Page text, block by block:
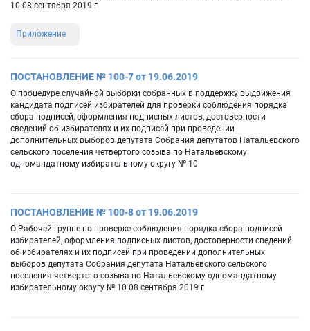
10 08 сентября 2019 г
Приложение
ПОСТАНОВЛЕНИЕ № 100-7 от 19.06.2019
О процедуре случайной выборки собранных в поддержку выдвижения
кандидата подписей избирателей для проверки соблюдения порядка
сбора подписей, оформления подписных листов, достоверности
сведений об избирателях и их подписей при проведении
дополнительных выборов депутата Собрания депутатов Натальевского
сельского поселения четвертого созыва по Натальевскому
одномандатному избирательному округу № 10
ПОСТАНОВЛЕНИЕ № 100-8 от 19.06.2019
О Рабочей группе по проверке соблюдения порядка сбора подписей
избирателей, оформления подписных листов, достоверности сведений
об избирателях и их подписей при проведении дополнительных
выборов депутата Собрания депутата Натальевского сельского
поселения четвертого созыва по Натальевскому одномандатному
избирательному округу № 10 08 сентября 2019 г